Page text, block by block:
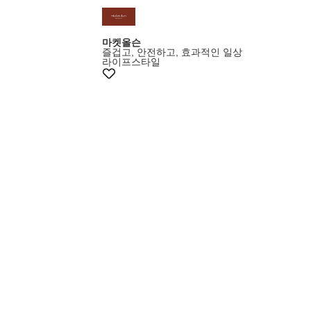
마켓올슨
즐겁고, 안전하고, 효과적인 일상
라이프스타일